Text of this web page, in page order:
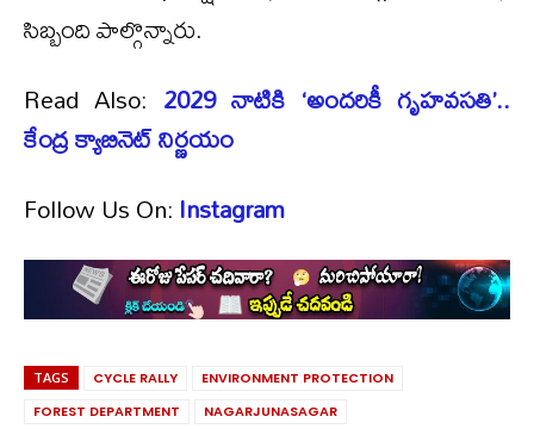
సిబ్బంది పాల్గొన్నారు.
Read Also: 2029 నాటికి ‘అందరికీ గృహవసతి’..
కేంద్ర క్యాబినెట్ నిర్ణయం
Follow Us On:Instagram
TAGS CYCLE RALLY
ENVIRONMENT PROTECTION
FOREST DEPARTMENT
NAGARJUNASAGAR